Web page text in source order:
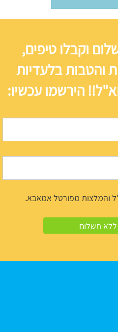
וקבלו טיפים,
והטבות בלעדיות
הירשמו עכשיו:
והמלצות מפורטל אמאבא.